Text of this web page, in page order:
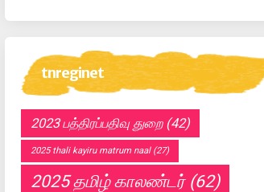
tnreginet
2023 பத்திரப்பதிவு துறை(42)
2025 thali kayiru matrum naal(27)
2025 தமிழ் காலண்டர்(62)